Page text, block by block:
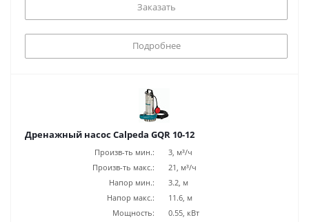
Заказать
Подробнее
Дренажный насос Calpeda GQR 10-12
Произв-ть мин.:
3, м³/ч
Произв-ть макс.:
21, м³/ч
Напор мин.:
3.2, м
Напор макс.:
11.6, м
Мощность:
0.55, кВт